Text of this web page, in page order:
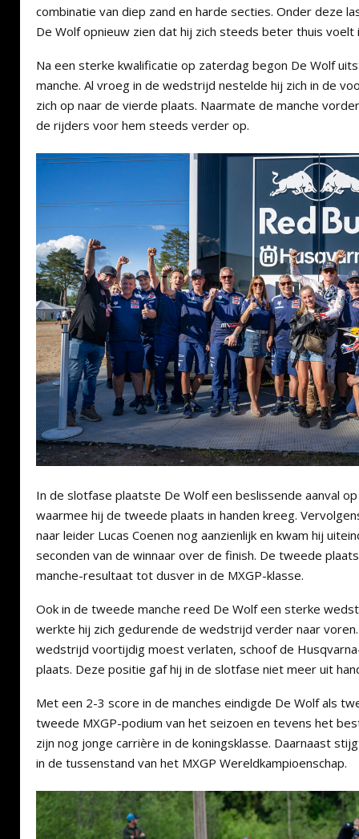
combinatie van diep zand en harde secties. Onder deze
De Wolf opnieuw zien dat hij zich steeds beter thuis voelt
Na een sterke kwalificatie op zaterdag begon De Wolf
manche. Al vroeg in de wedstrijd nestelde hij zich in de
zich op naar de vierde plaats. Naarmate de manche
de rijders voor hem steeds verder op.
In de slotfase plaatste De Wolf een beslissende aanval
waarmee hij de tweede plaats in handen kreeg.
naar leider Lucas Coenen nog aanzienlijk en kwam hij
seconden van de winnaar over de finish. De tweede
manche-resultaat tot dusver in de MXGP-klasse.
Ook in de tweede manche reed De Wolf een sterke
werkte hij zich gedurende de wedstrijd verder naar
wedstrijd voortijdig moest verlaten, schoof de
plaats. Deze positie gaf hij in de slotfase niet meer uit
Met een 2-3 score in de manches eindigde De Wolf als
tweede MXGP-podium van het seizoen en tevens het
zijn nog jonge carrière in de koningsklasse. Daarnaast
in de tussenstand van het MXGP Wereldkampioenschap.